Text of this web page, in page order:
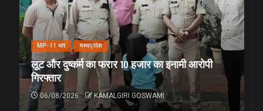
MP-11 धार मध्यप्रदेश
लूट और दुष्कर्म का फरार 10 हजार का इनामी आरोपी
गिरफ्तार
06/08/2026 KAMALGIRI GOSWAMI